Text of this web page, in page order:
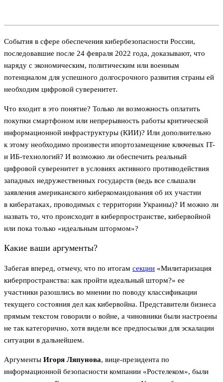
События в сфере обеспечения кибербезопасности России,
последовавшие после 24 февраля 2022 года, доказывают, что
наряду с экономическим, политическим или военным
потенциалом для успешного долгосрочного развития страны ей
необходим цифровой суверенитет.
Что входит в это понятие? Только ли возможность оплатить
покупки смартфоном или непрерывность работы критической
информационной инфраструктуры (КИИ)? Или дополнительно
к этому необходимо произвести ипортозамещение ключевых IT-
и ИБ-технологий? И возможно ли обеспечить реальный
цифровой суверенитет в условиях активного противодействия
западных недружественных государств (ведь все слышали
заявления американского киберкомандования об их участии
в кибератаках, проводимых с территории Украины)? И можно ли
назвать то, что происходит в киберпространстве, кибервойной
или пока только «идеальным штормом»?
Какие ваши аргументы?
Забегая вперед, отмечу, что по итогам секции «Милитаризация
киберпространства: как пройти идеальный шторм?» ее
участники разошлись во мнении по поводу классификации
текущего состояния дел как кибервойна. Представители бизнеса
прямым текстом говорили о войне, а чиновники были настроены
не так категорично, хотя видели все предпосылки для эскалации
ситуации в дальнейшем.
Аргументы Игоря Ляпунова, вице-президента по
информационной безопасности компании «Ростелеком», были